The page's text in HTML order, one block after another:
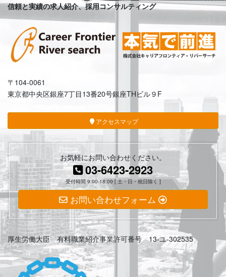
信頼と実績の求人紹介、採用コンサルティング
〒104-0061
東京都中央区銀座7丁目13番20号銀座THビル９F
アクセスマップ
お気軽にお問い合わせください。
03-6423-2923
受付時間 9:00-18:00 [ 土・日・祝日除く ]
お問い合わせフォーム
厚生労働大臣 有料職業紹介事業許可番号 13-ユ-302535